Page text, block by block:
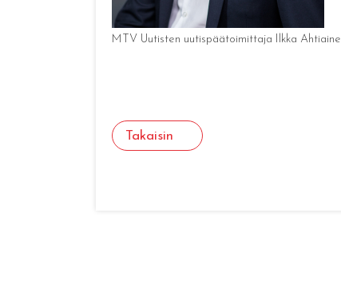
MTV Uutisten uutispäätoimittaja Ilkka
Takaisin